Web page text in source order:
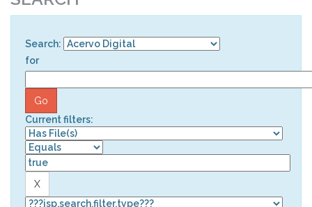
Search:
for
Current filters: